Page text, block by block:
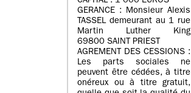
GERANCE : Monsieur Alexis
TASSEL demeurant au 1 rue
Martin Luther King
69800 SAINT PRIEST
AGREMENT DES CESSIONS :
Les parts sociales ne
peuvent être cédées, à titre
onéreux ou à titre gratuit,